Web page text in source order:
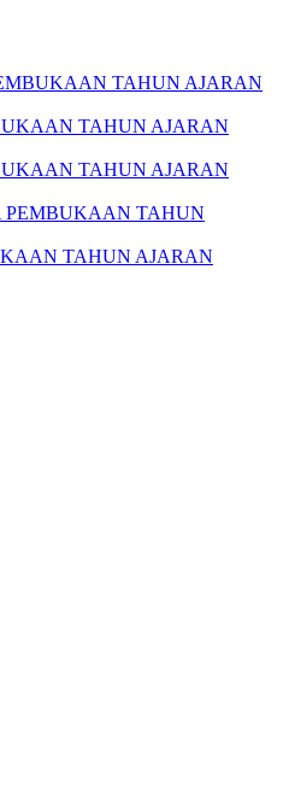
TAHUN AJARAN
TAHUN AJARAN
TAHUN AJARAN
PEMBUKAAN TAHUN
TAHUN AJARAN